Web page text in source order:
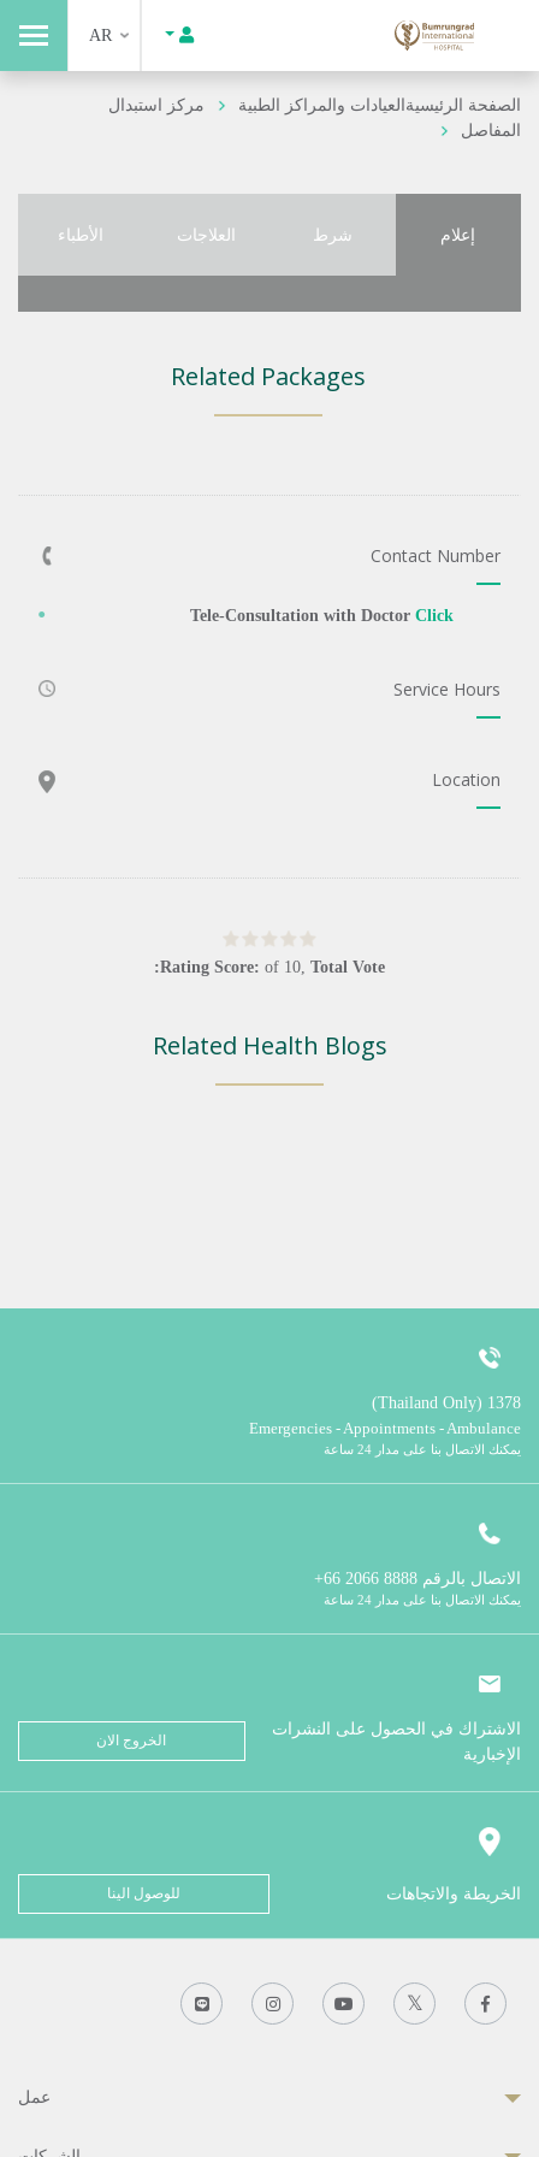
AR
الصفحة الرئيسيةالعيادات والمراكز الطبية
مركز استبدال
المفاصل
إعلام شرط العلاجات الأطباء
Related Packages
Contact Number
Tele-Consultation with Doctor Click
Service Hours
Location
Rating Score: of 10, Total Vote:
Related Health Blogs
1378 (Thailand Only)
Emergencies - Appointments - Ambulance
يمكنك الاتصال بنا على مدار 24 ساعة
الاتصال بالرقم
يمكنك الاتصال بنا على مدار 24 ساعة
الاشتراك في الحصول على النشرات
الإخبارية
الخروج الان
الخريطة والاتجاهات للوصول الينا
عمل